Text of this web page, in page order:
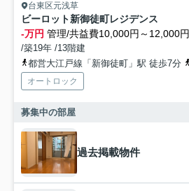
台東区元浅草
ビーロット新御徒町レジデンス
-万円 管理/共益費10,000円～12,000円
/築19年 /13階建
都営大江戸線「新御徒町」駅 徒歩7分
オートロック
募集中の部屋
過去掲載物件